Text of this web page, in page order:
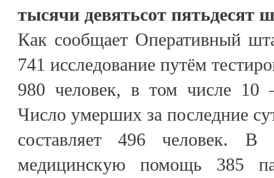
тысячи девятьсот пятьдесят
Как сообщает Оперативный
741 исследование путём
980 человек, в том числе 10
Число умерших за последние
составляет 496 человек. В
медицинскую помощь 385